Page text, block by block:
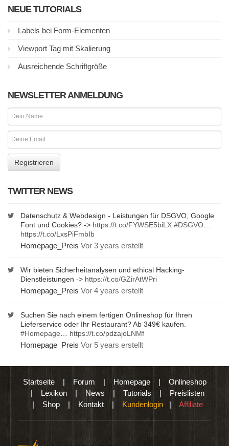
NEUE TUTORIALS
Labels bei Form-Elementen
Viewport Tag mit Skalierung
Ausreichende Schriftgröße
NEWSLETTER ANMELDUNG
TWITTER NEWS
Datenschutz & Webdesign - Leistungen für DSGVO, Google
Font und Cookies? -> https://t.co/FYWSE5biLX #DSGVO
https://t.co/LxsPiFmbIb
Homepage_Preis Vor 3 years erstellt
Wir bieten Sicherheitanalysen und ethical Hacking-
Dienstleistungen -> https://t.co/GZirAtWPri
Homepage_Preis Vor 4 years erstellt
Suchen Sie nach einem fertigen Onlineshop für Ihren
Lieferservice oder Ihr Restaurant? Ab 349€ kaufen.
#Homepage
https://t.co/pdzajoLNMf
Homepage_Preis Vor 5 years erstellt
Startseite| Forum | Homepage| Onlineshop
| Lexikon | News | Tutorials | Preislisten
| Shop | Kontakt | Kundenlogin | Affiliate